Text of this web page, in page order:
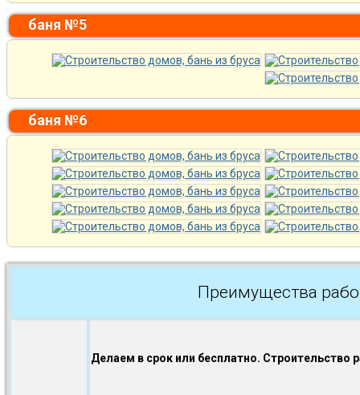
баня №5
баня №6
Преимущества
Делаем в срок или бесплатно. Строительство